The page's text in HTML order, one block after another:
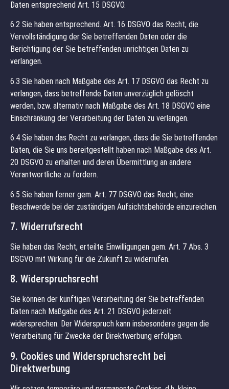
Daten entsprechend Art. 15 DSGVO.
6.2 Sie haben entsprechend. Art. 16 DSGVO das Recht, die
Vervollständigung der Sie betreffenden Daten oder die
Berichtigung der Sie betreffenden unrichtigen Daten zu
verlangen.
6.3 Sie haben nach Maßgabe des Art. 17 DSGVO das Recht zu
verlangen, dass betreffende Daten unverzüglich gelöscht
werden, bzw. alternativ nach Maßgabe des Art. 18 DSGVO eine
Einschränkung der Verarbeitung der Daten zu verlangen.
6.4 Sie haben das Recht zu verlangen, dass die Sie betreffenden
Daten, die Sie uns bereitgestellt haben nach Maßgabe des Art.
20 DSGVO zu erhalten und deren Übermittlung an andere
Verantwortliche zu fordern.
6.5 Sie haben ferner gem. Art. 77 DSGVO das Recht, eine
Beschwerde bei der zuständigen Aufsichtsbehörde einzureichen.
7. Widerrufsrecht
Sie haben das Recht, erteilte Einwilligungen gem. Art. 7 Abs. 3
DSGVO mit Wirkung für die Zukunft zu widerrufen.
8. Widerspruchsrecht
Sie können der künftigen Verarbeitung der Sie betreffenden
Daten nach Maßgabe des Art. 21 DSGVO jederzeit
widersprechen. Der Widerspruch kann insbesondere gegen die
Verarbeitung für Zwecke der Direktwerbung erfolgen.
9. Cookies und Widerspruchsrecht bei
Direktwerbung